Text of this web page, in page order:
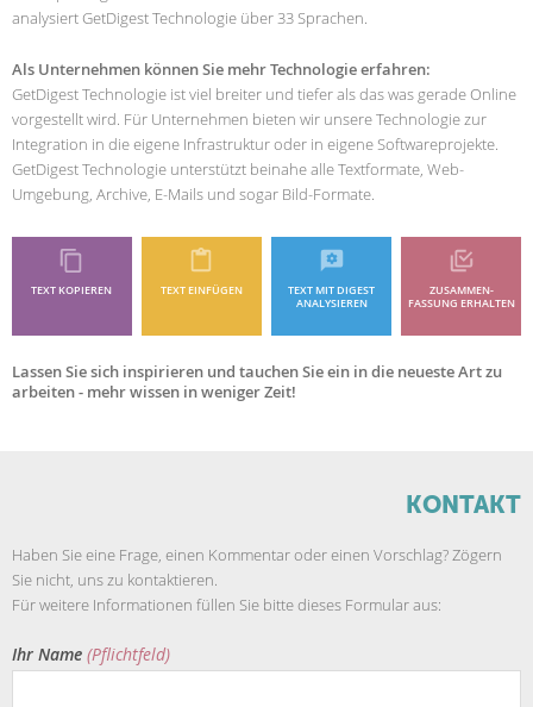
analysiert GetDigest Technologie über 33 Sprachen.
Als Unternehmen können Sie mehr Technologie erfahren:
GetDigest Technologie ist viel breiter und tiefer als das was gerade Online
vorgestellt wird. Für Unternehmen bieten wir unsere Technologie zur
Integration in die eigene Infrastruktur oder in eigene Softwareprojekte.
GetDigest Technologie unterstützt beinahe alle Textformate, Web-
Umgebung, Archive, E-Mails und sogar Bild-Formate.
TEXT KOPIEREN TEXT EINFÜGEN
TEXT MIT DIGEST
ANALYSIEREN
ZUSAMMEN­
FASSUNG ERHALTEN
Lassen Sie sich inspirieren und tauchen Sie ein in die neueste Art zu
arbeiten - mehr wissen in weniger Zeit!
KONTAKT
Haben Sie eine Frage, einen Kommentar oder einen Vorschlag? Zögern
Sie nicht, uns zu kontaktieren.
Für weitere Informationen füllen Sie bitte dieses Formular aus:
Ihr Name (Pflichtfeld)